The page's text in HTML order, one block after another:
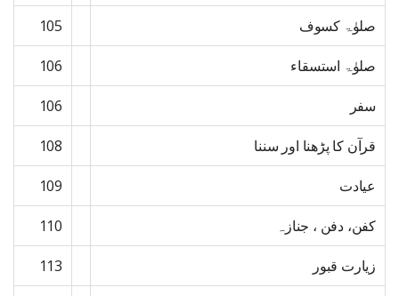
صلوٰۃ کسوف 105
صلوٰۃ استسقاء 106
سفر 106
قرآن کا پڑھنا اور سننا 108
عیادت 109
کفن، دفن ، جنازہ 110
زیارت قبور 113